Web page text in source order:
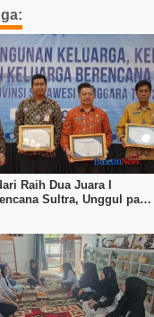
Raih Dua Juara I
Sultra, Unggul pada